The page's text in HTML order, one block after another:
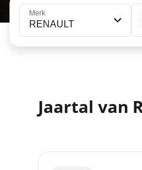
Merk
RENAULT
Jaartal van